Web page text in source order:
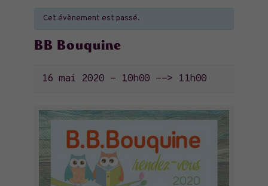
Cet évènement est passé.
BB Bouquine
16 mai 2020 - 10h00 --> 11h00